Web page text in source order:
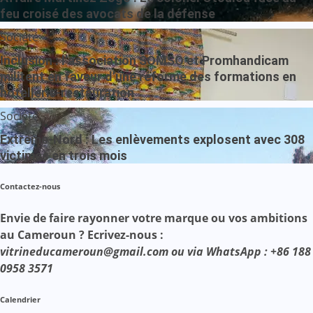
feu croisé des avocats de la défense
Société
Inclusion : l’association SOMSO et Promhandicam
militent en faveur d’une réforme des formations en
hôtellerie-restauration
Société
Extrême-Nord : Les enlèvements explosent avec 308
victimes en trois mois
Contactez-nous
Envie de faire rayonner votre marque ou vos ambitions
au Cameroun ? Ecrivez-nous :
vitrineducameroun@gmail.com ou via WhatsApp : +86 188
0958 3571
Calendrier